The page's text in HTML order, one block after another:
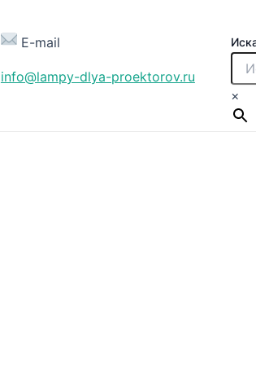
E-mail
info@lampy-dlya-proektorov.ru
×